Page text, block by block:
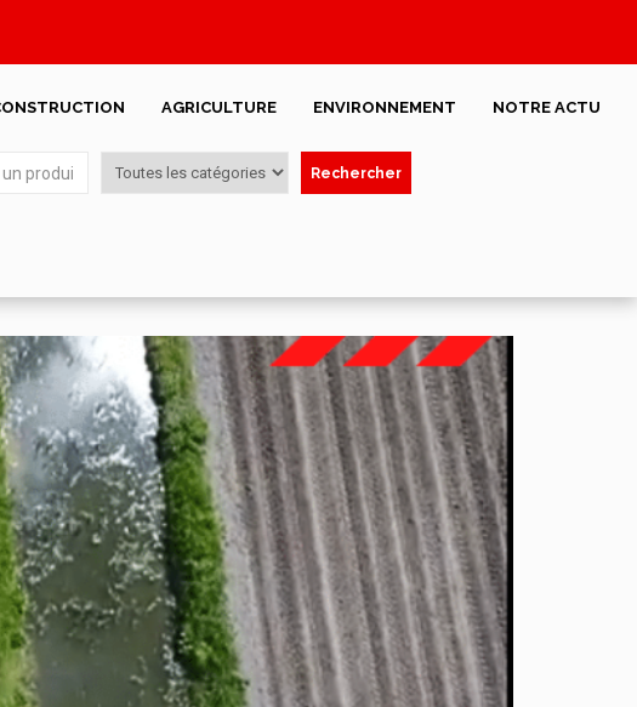
AGRICULTURE ENVIRONNEMENT NOTRE ACTU
Rechercher